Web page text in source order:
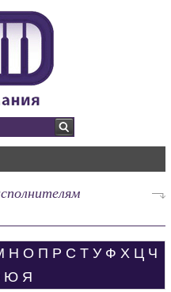
Н О П Р С Т У Ф Х Ц Ч
Ю Я